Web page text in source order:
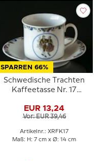
SPARREN 66%
Schwedische Trachten
Kaffeetasse Nr. 17
EUR 13,24
Vor: EUR 39,46
Artikelnr.: XRFK17
Maß: H: 7 cm x Ø: 14 cm